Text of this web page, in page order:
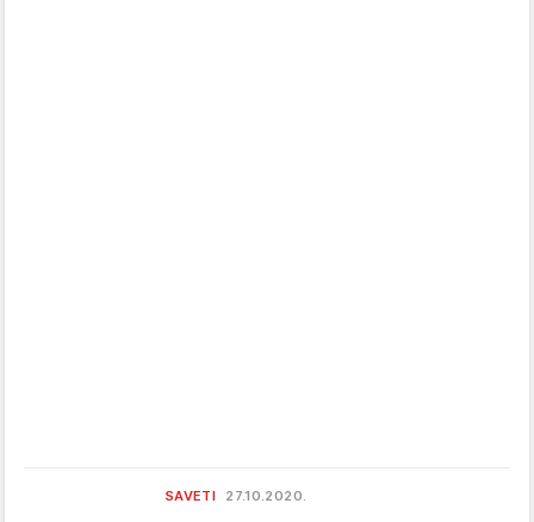
SAVETI 27.10.2020.